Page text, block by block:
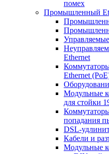
помех
Промышленный
Ethernet
Ethernet
Модульные
для стойки
попадания
DSL-
Кабели и
Модульные